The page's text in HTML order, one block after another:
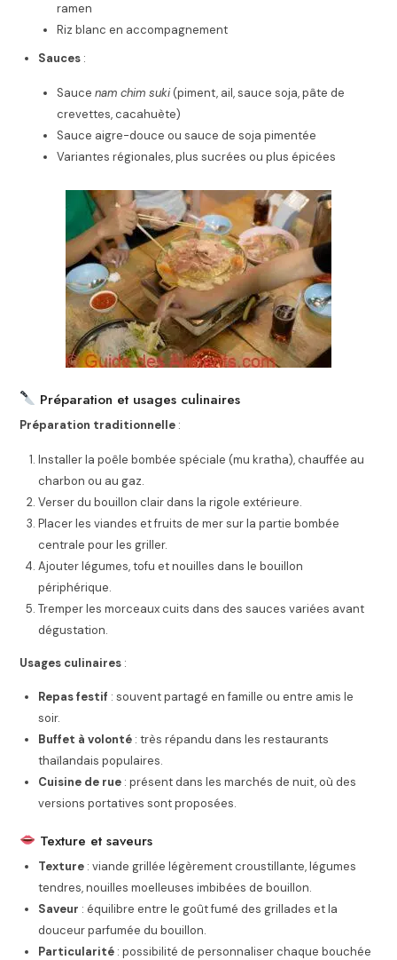
ramen
Riz blanc en accompagnement
Sauces :
Sauce nam chim suki(piment, ail, sauce soja, pâte de
crevettes, cacahuète)
Sauce aigre-douce ou sauce de soja pimentée
Variantes régionales, plus sucrées ou plus épicées
Préparation et usages culinaires
Préparation traditionnelle :
Installer la poêle bombée spéciale (mu kratha), chauffée au
charbon ou au gaz.
Verser du bouillon clair dans la rigole extérieure.
Placer les viandes et fruits de mer sur la partie bombée
centrale pour les griller.
Ajouter légumes, tofu et nouilles dans le bouillon
périphérique.
Tremper les morceaux cuits dans des sauces variées avant
dégustation.
Usages culinaires :
Repas festif : souvent partagé en famille ou entre amis le
soir.
Buffet à volonté : très répandu dans les restaurants
thaïlandais populaires.
Cuisine de rue : présent dans les marchés de nuit, où des
versions portatives sont proposées.
Texture et saveurs
Texture : viande grillée légèrement croustillante, légumes
tendres, nouilles moelleuses imbibées de bouillon.
Saveur : équilibre entre le goût fumé des grillades et la
douceur parfumée du bouillon.
Particularité : possibilité de personnaliser chaque bouchée